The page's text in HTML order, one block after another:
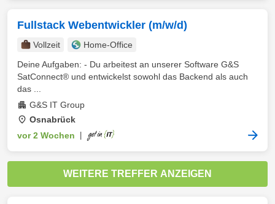
Fullstack Webentwickler (m/w/d)
Vollzeit
Home-Office
Deine Aufgaben: - Du arbeitest an unserer Software G&S
SatConnect® und entwickelst sowohl das Backend als auch
das ...
G&S IT Group
Osnabrück
vor 2 Wochen
WEITERE TREFFER ANZEIGEN